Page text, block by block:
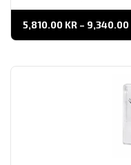
5,810.00 KR – 9,340.00